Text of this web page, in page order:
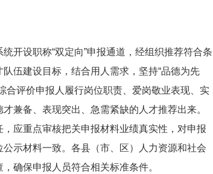
开设职称“双定向”申报通道，经组织推荐符合条
伍建设目标，结合用人需求，坚持“品德为先
合评价申报人履行岗位职责、爱岗敬业表现、实
兼备、表现突出、急需紧缺的人才推荐出来。
应重点审核把关申报材料业绩真实性，对申报
示材料一致。各县（市、区）人力资源和社会
确保申报人员符合相关标准条件。